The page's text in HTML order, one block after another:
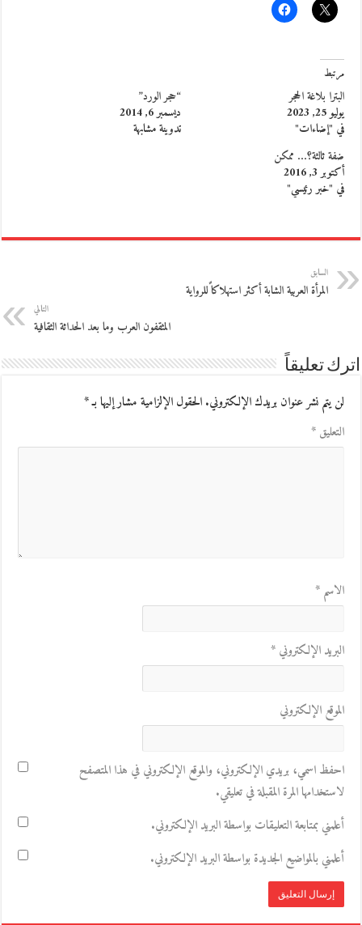
مرتبط
البترا بلاغة الحجر
يوليو 25, 2023
في "إضاءات"
“حجر الورد”
ديسمبر 6, 2014
تدوينة مشابهة
ضفة ثالثة؟… ممكن
أكتوبر 3, 2016
في "خبر رئيسي"
السابق
المرأة العربية الشابة أكثر استهلاكاً للرواية
التالي
المثقفون العرب وما بعد الحداثة الثقافية
اترك تعليقاً
لن يتم نشر عنوان بريدك الإلكتروني.الحقول الإلزامية مشار إليها بـ*
التعليق*
الاسم*
البريد الإلكتروني*
الموقع الإلكتروني
احفظ اسمي، بريدي الإلكتروني، والموقع الإلكتروني في هذا المتصفح
لاستخدامها المرة المقبلة في تعليقي.
أعلمني بمتابعة التعليقات بواسطة البريد الإلكتروني.
أعلمني بالمواضيع الجديدة بواسطة البريد الإلكتروني.